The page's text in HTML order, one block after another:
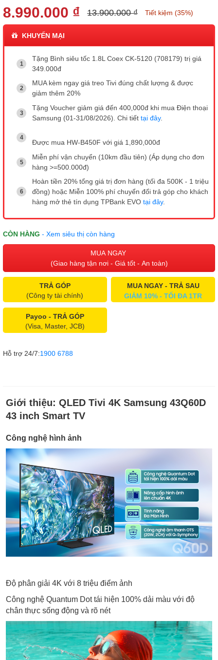
8.990.000 ₫ 13.900.000 ₫ Tiết kiệm (35%)
KHUYẾN MẠI
Tặng Bình siêu tốc 1.8L Coex CK-5120 (708179) trị giá
349.000đ
MUA kèm ngay giá treo Tivi đúng chất lượng & được
giảm thêm 20%
Tặng Voucher giảm giá đến 400,000đ khi mua Điện thoại
Samsung (01-31/08/2026). Chi tiết tại đây.
Được mua HW-B450F với giá 1,890,000đ
Miễn phí vận chuyển (10km đầu tiên) (Áp dụng cho đơn
hàng >=500.000đ)
Hoàn tiền 20% tổng giá trị đơn hàng (tối đa 500K - 1 triệu
đồng) hoặc Miễn 100% phí chuyển đổi trả góp cho khách
hàng mở thẻ tín dụng TPBank EVO tại đây.
CÒN HÀNG - Xem siêu thị còn hàng
MUA NGAY
(Giao hàng tận nơi - Giá tốt - An toàn)
TRẢ GÓP
(Công ty tài chính)
MUA NGAY - TRẢ SAU
GIẢM 10% - TỐI ĐA 1TR
Payoo - TRẢ GÓP
(Visa, Master, JCB)
Hỗ trợ 24/7:1900 6788
Giới thiệu: QLED Tivi 4K Samsung 43Q60D
43 inch Smart TV
Công nghệ hình ảnh
Độ phân giải 4K với 8 triệu điểm ảnh
Công nghệ Quantum Dot tái hiện 100% dải màu với độ
chân thực sống động và rõ nét